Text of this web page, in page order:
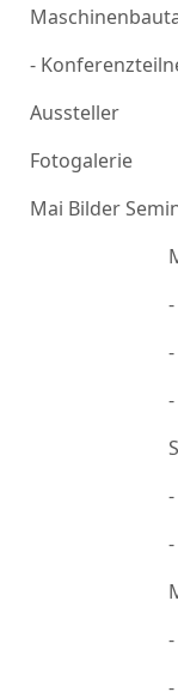
-
Aussteller
Fotogalerie
Mai Bilder